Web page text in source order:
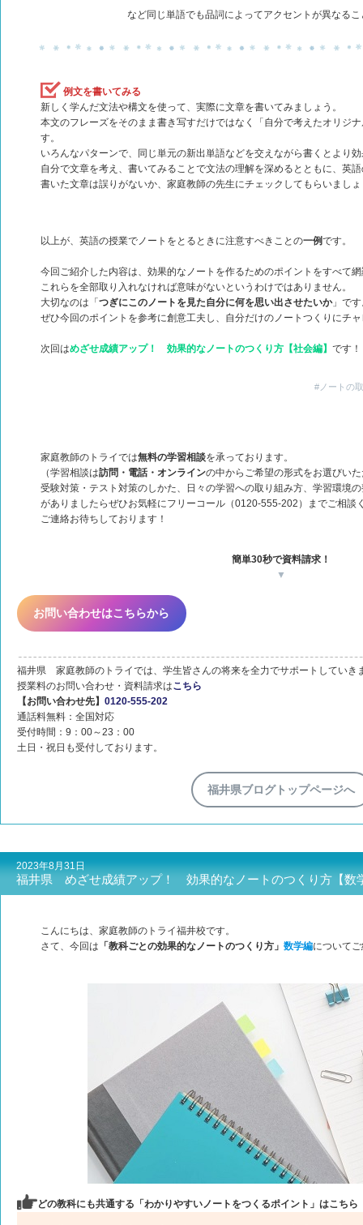
など同じ単語でも品詞によってアクセントが異なる
例文を書いてみる
新しく学んだ文法や構文を使って、実際に文章を書いてみましょう。
本文のフレーズをそのまま書き写すだけではなく「自分で考えたオリジ
す。
いろんなパターンで、同じ単元の新出単語などを交えながら書くとより
自分で文章を考え、書いてみることで文法の理解を深めるとともに、英
書いた文章は誤りがないか、家庭教師の先生にチェックしてもらいまし
以上が、英語の授業でノートをとるときに注意すべきことの一例です。
今回ご紹介した内容は、効果的なノートを作るためのポイントをすべて
これらを全部取り入れなければ意味がないというわけではありません。
大切なのは「つぎにこのノートを見た自分に何を思い出させたいか」で
ぜひ今回のポイントを参考に創意工夫し、自分だけのノートつくりにチ
次回はめざせ成績アップ！ 効果的なノートのつくり方【社会編】です！
#ノートの
家庭教師のトライでは無料の学習相談を承っております。
（学習相談は訪問・電話・オンラインの中からご希望の形式をお選びい
受験対策・テスト対策のしかた、日々の学習への取り組み方、学習環境
がありましたらぜひお気軽にフリーコール（0120-555-202）までご相談
ご連絡お待ちしております！
簡単30秒で資料請求！
▼
お問い合わせはこちらから
福井県 家庭教師のトライでは、学生皆さんの将来を全力でサポートしていき
授業料のお問い合わせ・資料請求はこちら
【お問い合わせ先】 0120-555-202
通話料無料：全国対応
受付時間：9：00～23：00
土日・祝日も受付しております。
福井県ブログトップページへ
2023年8月31日
福井県 めざせ成績アップ！ 効果的なノートのつくり方【数
こんにちは、家庭教師のトライ福井校です。
さて、今回は 「教科ごとの効果的なノートのつくり方」数学編について
どの教科にも共通する「わかりやすいノートをつくるポイント」はこちら